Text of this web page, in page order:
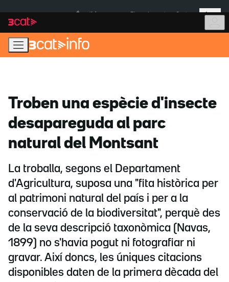
navegació
principal
contingut
Més
Troben una espècie d'insecte
desapareguda al parc
natural del Montsant
La troballa, segons el Departament
d'Agricultura, suposa una "fita històrica per
al patrimoni natural del país i per a la
conservació de la biodiversitat", perquè des
de la seva descripció taxonòmica (Navas,
1899) no s'havia pogut ni fotografiar ni
gravar. Així doncs, les úniques citacions
disponibles daten de la primera dècada del